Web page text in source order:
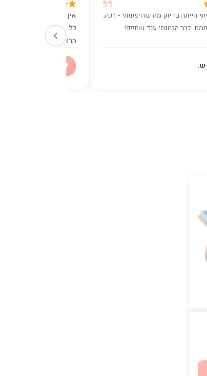
הייתה בדיוק מה שחיפשתי - רכה,
כבר הזמנתי עוד שתיים!
ש.
אין מילים. הכרית נתנה
כל כך היה צריך. ישנתי
הראשון.
ל